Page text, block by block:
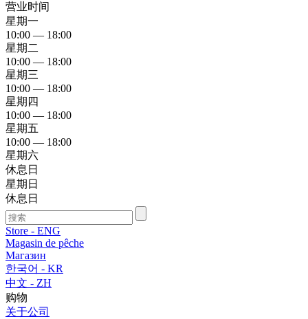
营业时间
星期一
10:00 — 18:00
星期二
10:00 — 18:00
星期三
10:00 — 18:00
星期四
10:00 — 18:00
星期五
10:00 — 18:00
星期六
休息日
星期日
休息日
Store - ENG
Magasin de pêche
Магазин
한국어 - KR
中文 - ZH
购物
关于公司